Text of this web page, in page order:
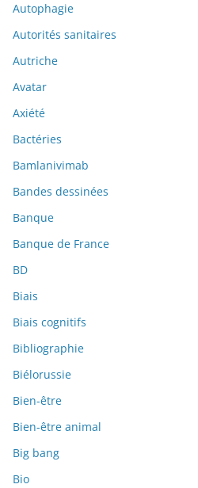
Autophagie
Autorités sanitaires
Autriche
Avatar
Axiété
Bactéries
Bamlanivimab
Bandes dessinées
Banque
Banque de France
BD
Biais
Biais cognitifs
Bibliographie
Biélorussie
Bien-être
Bien-être animal
Big bang
Bio